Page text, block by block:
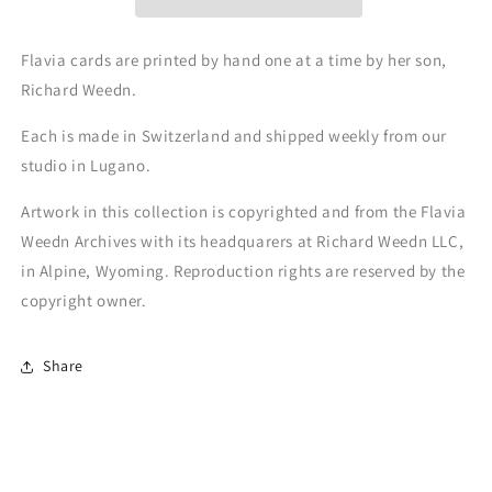
Flavia cards are printed by hand one at a time by her son,
Richard Weedn.
Each is made in Switzerland and shipped weekly from our
studio in Lugano.
Artwork in this collection is copyrighted and from the Flavia
Weedn Archives with its headquarers at Richard Weedn LLC,
in Alpine, Wyoming. Reproduction rights are reserved by the
copyright owner.
Share